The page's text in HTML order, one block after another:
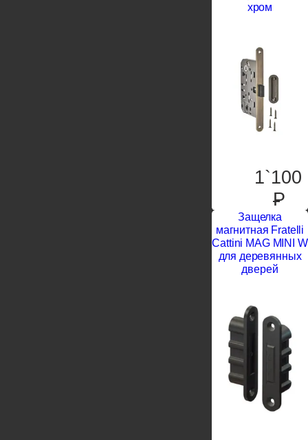
хром
1`100
P
Защелка
магнитная Fratelli
Cattini MAG MINI W
для деревянных
дверей